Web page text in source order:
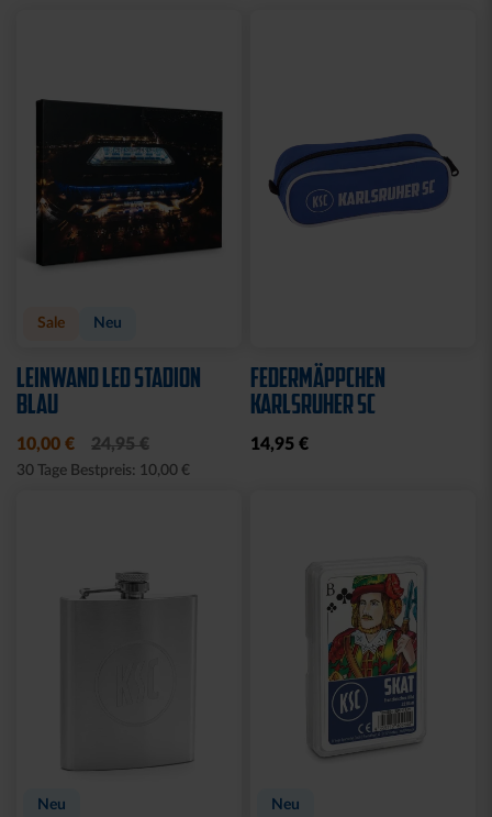
Sale Neu
LEINWAND LED STADION
BLAU
10,00 € 24,95 €
30 Tage Bestpreis: 10,00 €
FEDERMÄPPCHEN
KARLSRUHER SC
14,95 €